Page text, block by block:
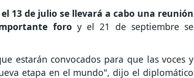
13 de julio se llevará a cabo una reunión
foro y el 21 de septiembre se
estarán convocados para que las voces y
etapa en el mundo", dijo el diplomático